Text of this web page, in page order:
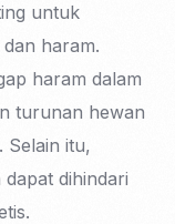
untuk
haram.
haram dalam
turunan hewan
Selain itu,
dihindari